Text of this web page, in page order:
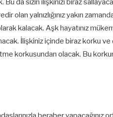
da sizin ilişkinizi biraz
olan yalnızlığınız yakın
kalacak. Aşk hayatınız
İlişkiniz içinde biraz korku
korkusundan olacak. Bu